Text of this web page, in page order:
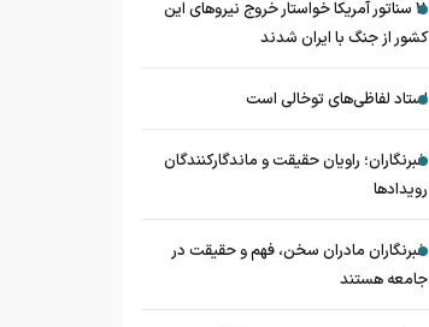
11 سناتور آمریکا خواستار خروج نیروهای این
کشور از جنگ با ایران شدند
استاد لفاظی‌های توخالی است
خبرنگاران؛ راویان حقیقت و ماندگارکنندگان
رویدادها
خبرنگاران مادران سخن، فهم و حقیقت در
جامعه هستند